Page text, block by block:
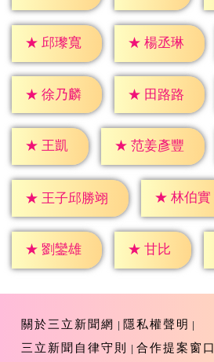
★ 邱瓈寬 ★ 楊丞琳
★ 徐乃麟 ★ 田路路
★ 王凱 ★ 范姜彥豐
★ 王子邱勝翊 ★ 林伯實
★ 劉鑾雄 ★ 甘比
關於三立新聞網
隱私權聲明
三立新聞自律守則
合作提案窗口